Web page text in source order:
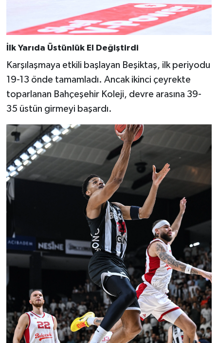
İlk Yarıda Üstünlük El Değiştirdi
Karşılaşmaya etkili başlayan Beşiktaş, ilk periyodu
19-13 önde tamamladı. Ancak ikinci çeyrekte
toparlanan Bahçeşehir Koleji, devre arasına 39-
35 üstün girmeyi başardı.